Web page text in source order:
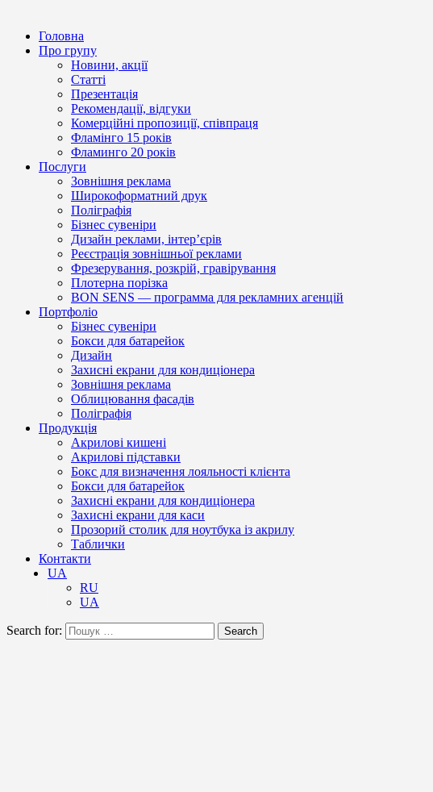
Головна
Про групу
Новини, акції
Статті
Презентація
Рекомендації, відгуки
Комерційні пропозиції, співпраця
Фламінго 15 років
Фламинго 20 років
Послуги
Зовнішня реклама
Широкоформатний друк
Поліграфія
Бізнес сувеніри
Дизайн реклами, інтер’єрів
Реєстрація зовнішньої реклами
Фрезерування, розкрій, гравірування
Плотерна порізка
BON SENS — программа для рекламних агенцій
Портфоліо
Бізнес сувеніри
Бокси для батарейок
Дизайн
Захисні екрани для кондиціонера
Зовнішня реклама
Облицювання фасадів
Поліграфія
Продукція
Акрилові кишені
Акрилові підставки
Бокс для визначення лояльності клієнта
Бокси для батарейок
Захисні екрани для кондиціонера
Захисні екрани для каси
Прозорий столик для ноутбука із акрилу
Таблички
Контакти
UA
RU
UA
Search for: Search